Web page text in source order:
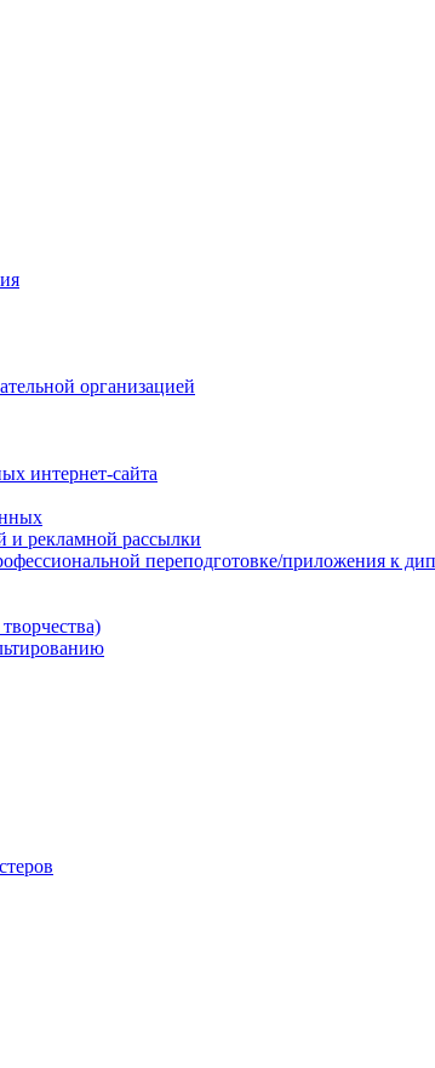
организацией
интернет-сайта
и рекламной рассылки
переподготовке/приложения к